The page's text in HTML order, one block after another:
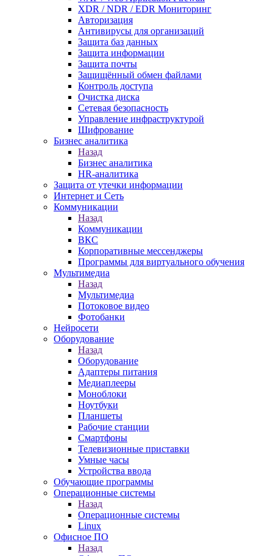
XDR / NDR / EDR Мониторинг
Авторизация
Антивирусы для организаций
Защита баз данных
Защита информации
Защита почты
Защищённый обмен файлами
Контроль доступа
Очистка диска
Сетевая безопасность
Управление инфраструктурой
Шифрование
Бизнес аналитика
Назад
Бизнес аналитика
HR-аналитика
Защита от утечки информации
Интернет и Сеть
Коммуникации
Назад
Коммуникации
ВКС
Корпоративные мессенджеры
Программы для виртуального обучения
Мультимедиа
Назад
Мультимедиа
Потоковое видео
Фотобанки
Нейросети
Оборудование
Назад
Оборудование
Адаптеры питания
Медиаплееры
Моноблоки
Ноутбуки
Планшеты
Рабочие станции
Смартфоны
Телевизионные приставки
Умные часы
Устройства ввода
Обучающие программы
Операционные системы
Назад
Операционные системы
Linux
Офисное ПО
Назад